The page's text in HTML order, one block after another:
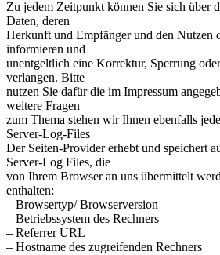
Zu jedem Zeitpunkt können Sie sich über
Daten, deren
Herkunft und Empfänger und den Nutzen
informieren und
unentgeltlich eine Korrektur, Sperrung
verlangen. Bitte
nutzen Sie dafür die im Impressum
weitere Fragen
zum Thema stehen wir Ihnen ebenfalls
Server-Log-Files
Der Seiten-Provider erhebt und speichert
Server-Log Files, die
von Ihrem Browser an uns übermittelt
enthalten:
– Browsertyp/ Browserversion
– Betriebssystem des Rechners
– Referrer URL
– Hostname des zugreifenden Rechners